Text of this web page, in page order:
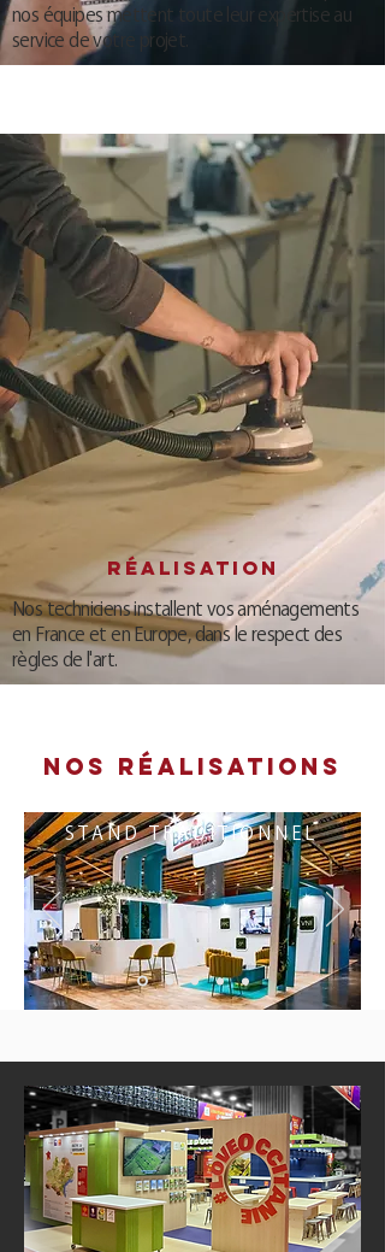
nos équipes mettent toute leur expertise au
service de votre projet.
Réalisation
Nos techniciens installent vos aménagements
en France et en Europe, dans le respect des
règles de l'art.
NOS réalisations
STAND TRADITIONNEL